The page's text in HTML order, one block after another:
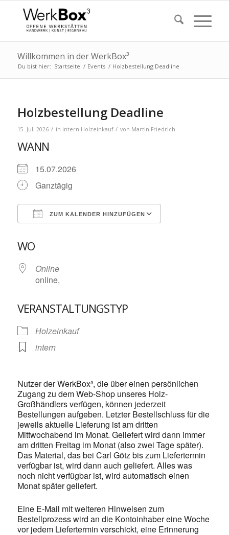
Willkommen in der WerkBox³
Du bist hier: Startseite / Events / Holzbestellung Deadline
Holzbestellung Deadline
15. Juli 2026 / in intern Holzeinkauf / von Martin Friedrich
WANN
15.07.2026
Ganztägig
ZUM KALENDER HINZUFÜGEN
WO
Online
online,
VERANSTALTUNGSTYP
Holzeinkauf
intern
Nutzer der WerkBox³, die über einen persönlichen
Zugang zu dem Web-Shop unseres Holz-
Großhändlers verfügen, können jederzeit
Bestellungen aufgeben. Letzter Bestellschluss für die
jeweils aktuelle Lieferung ist am dritten
Mittwochabend im Monat. Geliefert wird dann immer
am dritten Freitag im Monat (also zwei Tage später).
Das Material, das bei Carl Götz bis zum Liefertermin
verfügbar ist, wird dann auch geliefert. Alles was
noch nicht verfügbar ist, wird automatisch einen
Monat später geliefert.
Eine E-Mail mit weiteren Hinweisen zum
Bestellprozess wird an die Kontoinhaber eine Woche
vor jedem Liefertermin verschickt, eine Erinnerung